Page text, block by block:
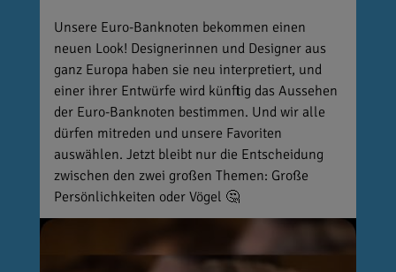
Unsere Euro-Banknoten bekommen einen
neuen Look! Designerinnen und Designer aus
ganz Europa haben sie neu interpretiert, und
einer ihrer Entwürfe wird künftig das Aussehen
der Euro-Banknoten bestimmen. Und wir alle
dürfen mitreden und unsere Favoriten
auswählen. Jetzt bleibt nur die Entscheidung
zwischen den zwei großen Themen: Große
Persönlichkeiten oder Vögel 🤔